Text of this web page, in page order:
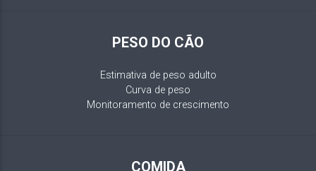
PESO DO CÃO
Estimativa de peso adulto
Curva de peso
Monitoramento de crescimento
COMIDA